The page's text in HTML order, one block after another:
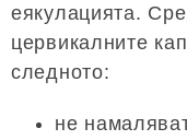
еякулацията.
цервикалните
следното:
не